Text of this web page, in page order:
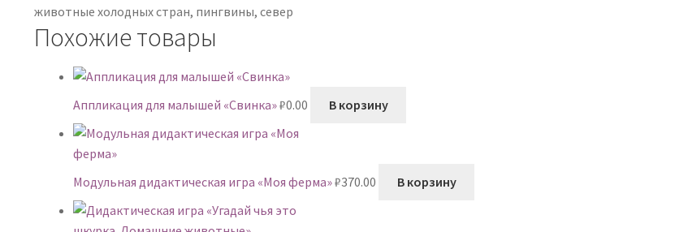
животные холодных стран, пингвины, север
Похожие товары
Аппликация для малышей «Свинка»₽0.00 В корзину
Модульная дидактическая игра «Моя ферма»₽370.00 В корзину